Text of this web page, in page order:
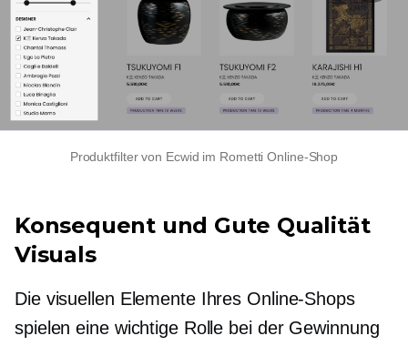
Produktfilter von Ecwid im Rometti Online-Shop
Konsequent und Gute Qualität
Visuals
Die visuellen Elemente Ihres Online-Shops
spielen eine wichtige Rolle bei der Gewinnung